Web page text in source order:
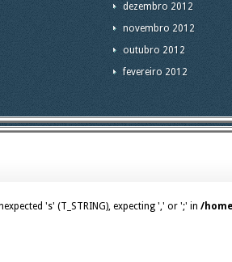
dezembro 2012
novembro 2012
outubro 2012
fevereiro 2012
's' (T_STRING), expecting ',' or ';' in /